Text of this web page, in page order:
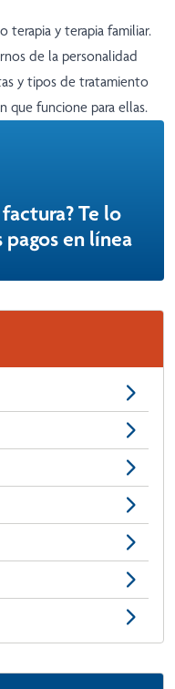
terapia y terapia familiar.
de la personalidad
y tipos de tratamiento
que funcione para ellas.
Te lo
en línea